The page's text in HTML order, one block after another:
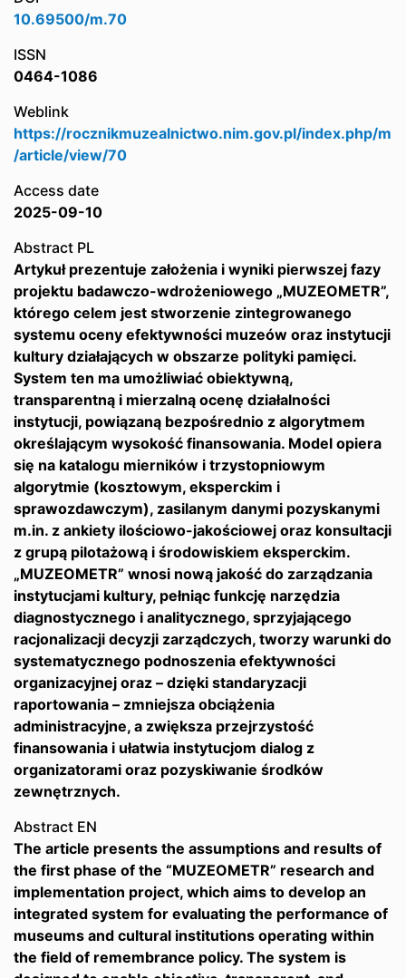
10.69500/m.70
ISSN
0464-1086
Weblink
https://rocznikmuzealnictwo.nim.gov.pl/index.php/m
/article/view/70
Access date
2025-09-10
Abstract PL
Artykuł prezentuje założenia i wyniki pierwszej fazy
projektu badawczo-wdrożeniowego „MUZEOMETR”,
którego celem jest stworzenie zintegrowanego
systemu oceny efektywności muzeów oraz instytucji
kultury działających w obszarze polityki pamięci.
System ten ma umożliwiać obiektywną,
transparentną i mierzalną ocenę działalności
instytucji, powiązaną bezpośrednio z algorytmem
określającym wysokość finansowania. Model opiera
się na katalogu mierników i trzystopniowym
algorytmie (kosztowym, eksperckim i
sprawozdawczym), zasilanym danymi pozyskanymi
m.in. z ankiety ilościowo-jakościowej oraz konsultacji
z grupą pilotażową i środowiskiem eksperckim.
„MUZEOMETR” wnosi nową jakość do zarządzania
instytucjami kultury, pełniąc funkcję narzędzia
diagnostycznego i analitycznego, sprzyjającego
racjonalizacji decyzji zarządczych, tworzy warunki do
systematycznego podnoszenia efektywności
organizacyjnej oraz – dzięki standaryzacji
raportowania – zmniejsza obciążenia
administracyjne, a zwiększa przejrzystość
finansowania i ułatwia instytucjom dialog z
organizatorami oraz pozyskiwanie środków
zewnętrznych.
Abstract EN
The article presents the assumptions and results of
the first phase of the “MUZEOMETR” research and
implementation project, which aims to develop an
integrated system for evaluating the performance of
museums and cultural institutions operating within
the field of remembrance policy. The system is